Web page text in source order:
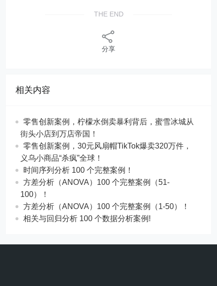
零售创新案例，柠檬水倒卖暴利背后，蜜雪冰城从
时间序列分析 100 个完整案例！
100）！
方差分析（ANOVA）100 个完整案例（1-50）！
相关与回归分析 100 个数据分析案例!